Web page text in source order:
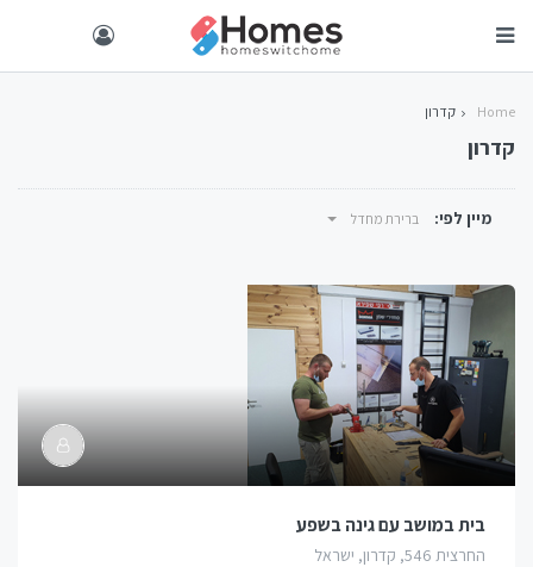
Home קדרון
קדרון
מיין לפי: ברירת מחדל
בית במושב עם גינה בשפע
החרצית 546, קדרון, ישראל